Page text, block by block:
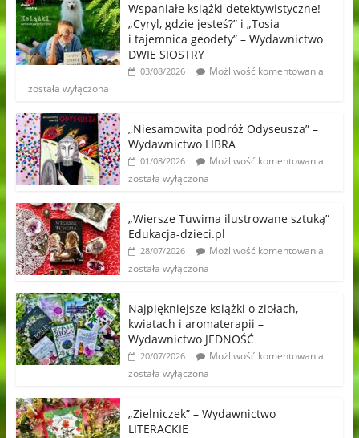
Wspaniałe książki detektywistyczne!
„Cyryl, gdzie jesteś?” i „Tosia
i tajemnica geodety” – Wydawnictwo
DWIE SIOSTRY
03/08/2026
Możliwość komentowania
została wyłączona
„Niesamowita podróż Odyseusza” –
Wydawnictwo LIBRA
01/08/2026
Możliwość komentowania
została wyłączona
„Wiersze Tuwima ilustrowane sztuką”
Edukacja-dzieci.pl
28/07/2026
Możliwość komentowania
została wyłączona
Najpiękniejsze książki o ziołach,
kwiatach i aromaterapii –
Wydawnictwo JEDNOŚĆ
20/07/2026
Możliwość komentowania
została wyłączona
„Zielniczek” – Wydawnictwo
LITERACKIE